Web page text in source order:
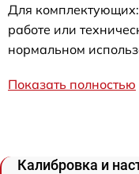
Для
работе или
нормальном
Показать полностью
Калибровка и